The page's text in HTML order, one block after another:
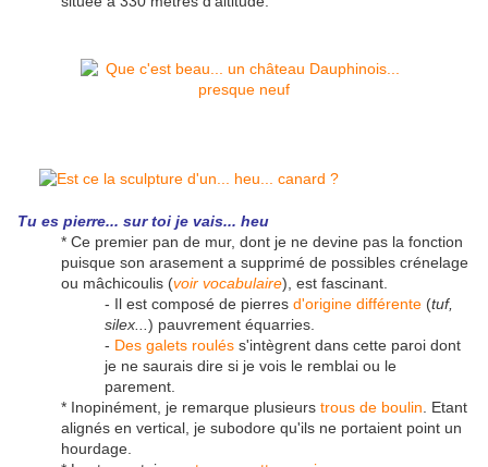
Tu es pierre... sur toi je vais... heu
* Ce premier pan de mur, dont je ne devine pas la fonction
puisque son arasement a supprimé de possibles crénelage
ou mâchicoulis (voir vocabulaire), est fascinant.
- Il est composé de pierres d'origine différente (tuf,
silex... ) pauvrement équarries.
- Des galets roulés s'intègrent dans cette paroi dont
je ne saurais dire si je vois le remblai ou le
parement.
* Inopinément, je remarque plusieurs trous de boulin . Etant
alignés en vertical, je subodore qu'ils ne portaient point un
hourdage.